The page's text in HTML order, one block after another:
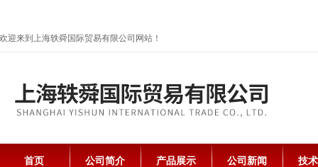
欢迎来到上海轶舜国际贸易有限公司网站！
首页 公司简介 产品展示 公司新闻 技